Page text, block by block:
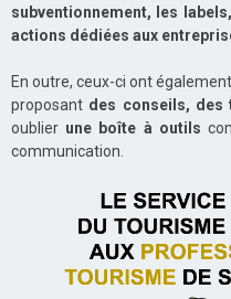
subventionnement, les
actions dédiées aux
En outre, ceux-ci ont
proposant des conseils, des
oublier une boîte à outils
communication.